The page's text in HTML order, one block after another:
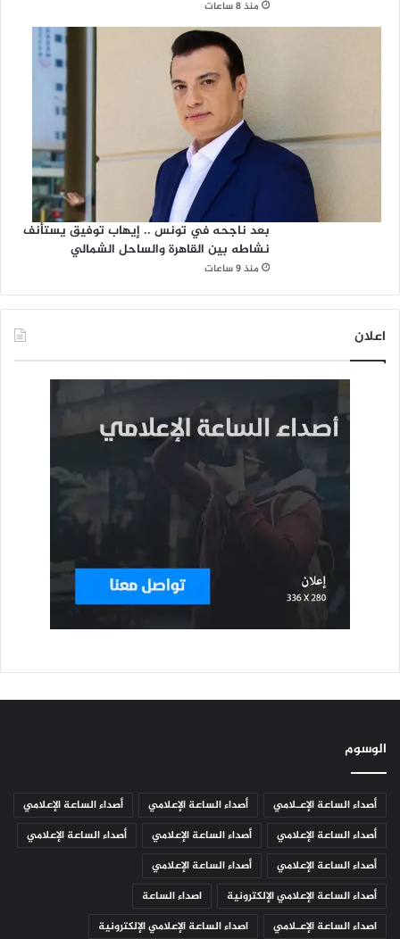
منذ 8 ساعات
بعد ناجحه في تونس .. إيهاب توفيق يستأنف
نشاطه بين القاهرة والساحل الشمالي
منذ 9 ساعات
اعلان
الوسوم
أصداء الساعة الإعـلامي أصداء الساعة الإعلامي
أصداء الساعة الإعلامي
أصداء الساعة الإعلامي
أصداء الساعة الإعلامي
أصداء الساعة الإعلامي
أصداء الساعة الإعلامي
أصداء الساعة الإعلامي
أصداء الساعة الإعلامي الإلكترونية
اصداء الساعة
اصداء الساعة الإعـلامي
اصداء الساعة الإعلامي الإلكترونية